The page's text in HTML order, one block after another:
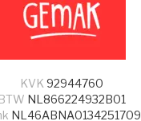
KVK 92944760
BTW NL866224932B01
NL46ABNA0134251709